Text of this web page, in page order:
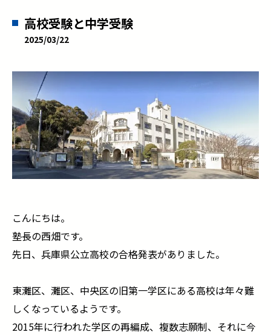
高校受験と中学受験
2025/03/22
こんにちは。
塾長の西畑です。
先日、兵庫県公立高校の合格発表がありました。
東灘区、灘区、中央区の旧第一学区にある高校は年々難
しくなっているようです。
2015年に行われた学区の再編成、複数志願制、それに今